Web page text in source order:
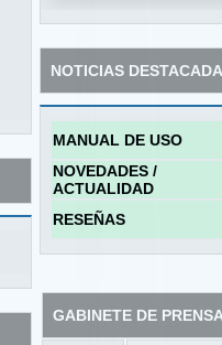
NOTICIAS
MANUAL DE USO
NOVEDADES /
ACTUALIDAD
RESEÑAS
GABINETE DE